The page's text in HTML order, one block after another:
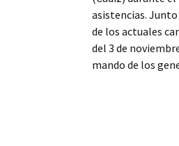
asistencias.
de los actuales
del 3 de
mando de los